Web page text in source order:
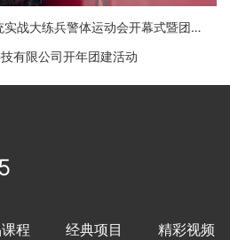
上一篇：海南监狱戒毒系统实战大练兵警体运动会开幕式暨团队挑战赛
有限公司开年团建活动
程 经典项目 精彩视频